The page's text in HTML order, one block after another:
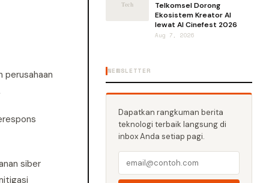
perusahaan
siber
Telkomsel Dorong
Ekosistem Kreator AI
lewat AI Cinefest 2026
Aug 7, 2026
NEWSLETTER
Dapatkan rangkuman berita
teknologi terbaik langsung di
inbox Anda setiap pagi.